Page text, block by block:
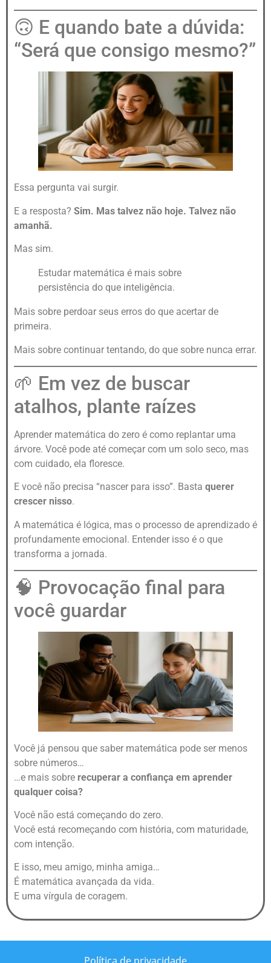
🙃 E quando bate a dúvida:
“Será que consigo mesmo?”
Essa pergunta vai surgir.
E a resposta? Sim. Mas talvez não hoje. Talvez não
amanhã.
Mas sim.
Estudar matemática é mais sobre
persistência do que inteligência.
Mais sobre perdoar seus erros do que acertar de
primeira.
Mais sobre continuar tentando, do que sobre nunca errar.
🌱 Em vez de buscar
atalhos, plante raízes
Aprender matemática do zero é como replantar uma
árvore. Você pode até começar com um solo seco, mas
com cuidado, ela floresce.
E você não precisa “nascer para isso”. Basta querer
crescer nisso.
A matemática é lógica, mas o processo de aprendizado é
profundamente emocional. Entender isso é o que
transforma a jornada.
🧠 Provocação final para
você guardar
Você já pensou que saber matemática pode ser menos
sobre números…
…e mais sobre recuperar a confiança em aprender
qualquer coisa?
Você não está começando do zero.
Você está recomeçando com história, com maturidade,
com intenção.
E isso, meu amigo, minha amiga…
É matemática avançada da vida.
E uma vírgula de coragem.